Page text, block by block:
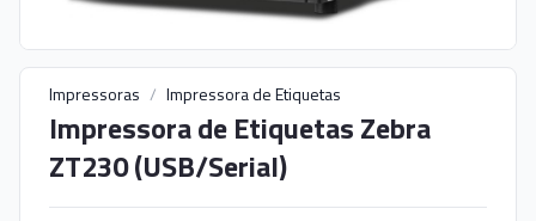
Impressoras / Impressora de Etiquetas
Impressora de Etiquetas Zebra
ZT230 (USB/Serial)